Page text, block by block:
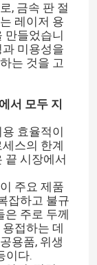
, 금속 판 절
레이저 용
만들었습니
미용성을
는 것을 고
서 모두 지
효율적이
스의 한계
끝 시장에서
주요 제품
잡하고 불규
은 주로 두께
접하는 데
용품, 위생
이다.